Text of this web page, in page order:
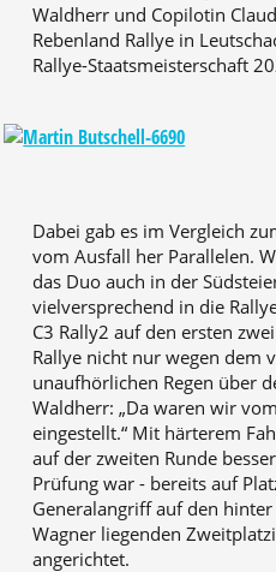
Waldherr und Copilotin
Rebenland Rallye in
Rallye-Staatsmeisterschaft
Dabei gab es im Vergleich
vom Ausfall her Parallelen.
das Duo auch in der
vielversprechend in die
C3 Rally2 auf den ersten
Rallye nicht nur wegen dem
unaufhörlichen Regen über
Waldherr: „Da waren wir
eingestellt.“ Mit härterem
auf der zweiten Runde
Prüfung war - bereits auf
Generalangriff auf den
Wagner liegenden
angerichtet.